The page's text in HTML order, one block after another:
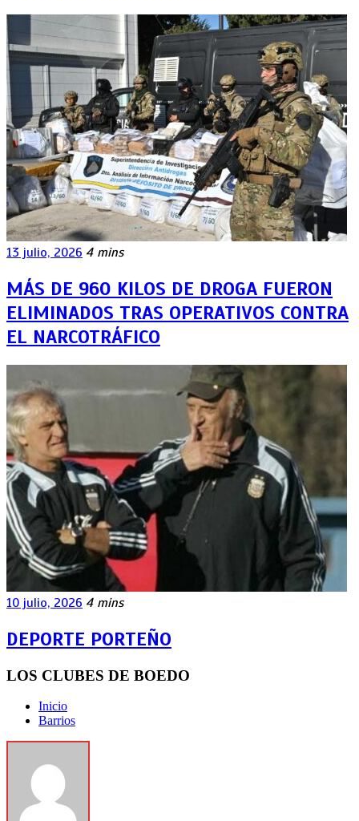
13 julio, 2026 4 mins
MÁS DE 960 KILOS DE DROGA FUERON
ELIMINADOS TRAS OPERATIVOS CONTRA
EL NARCOTRÁFICO
10 julio, 2026 4 mins
DEPORTE PORTEÑO
LOS CLUBES DE BOEDO
Inicio
Barrios